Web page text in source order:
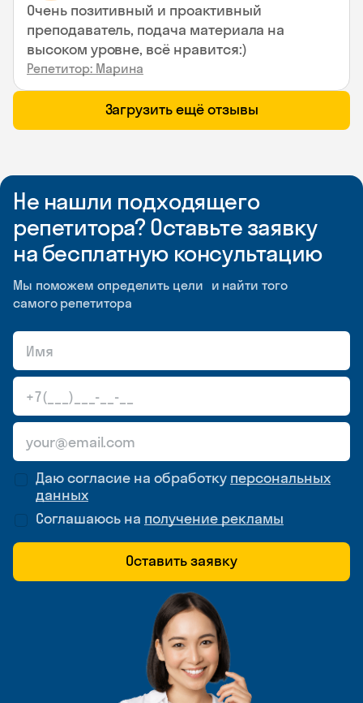
Очень позитивный и проактивный
преподаватель, подача материала на
высоком уровне, всё нравится:)
Репетитор: Марина
Загрузить ещё отзывы
Не нашли подходящего
репетитора? Оставьте заявку
на бесплатную консультацию
Мы поможем определить цели и найти того
самого репетитора
Даю согласие на обработку персональных
данных
Соглашаюсь на получение рекламы
Оставить заявку